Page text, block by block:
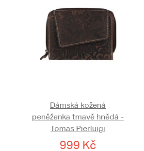
Dámská kožená
peněženka tmavě hnědá -
Tomas Pierluigi
999 Kč